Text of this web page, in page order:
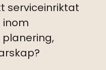
serviceinriktat
inom
planering,